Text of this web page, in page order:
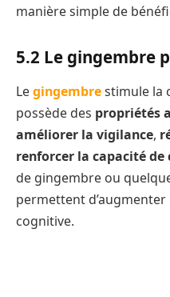
manière simple de
5.2 Le gingembre
Legingembrestimule la
possède des propriétés
améliorer la vigilance,
renforcer la capacité
de gingembre ou
permettent
cognitive.